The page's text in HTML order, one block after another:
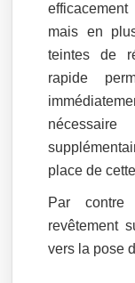
mais en
teintes de
rapide
place de
Par
revêtement
vers la pose